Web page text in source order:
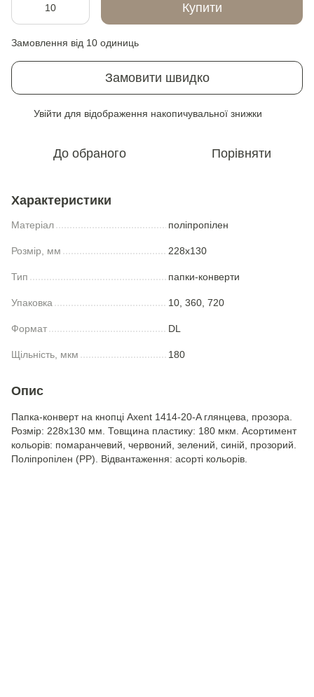
Купити
Замовлення від 10 одиниць
Замовити швидко
Увійти для відображення накопичувальної знижки
До обраного Порівняти
Характеристики
Матеріал поліпропілен
Розмір, мм 228x130
Тип папки-конверти
Упаковка 10, 360, 720
Формат DL
Щільність, мкм 180
Опис
Папка-конверт на кнопці Axent 1414-20-A глянцева, прозора.
Розмір: 228х130 мм. Товщина пластику: 180 мкм. Асортимент
кольорів: помаранчевий, червоний, зелений, синій, прозорий.
Поліпропілен (РР). Відвантаження: асорті кольорів.